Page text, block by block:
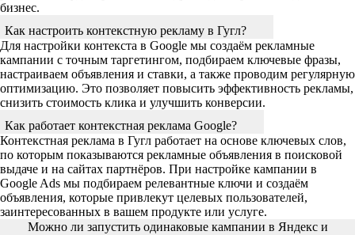
бизнес.
Как настроить контекстную рекламу в Гугл?
Для настройки контекста в Google мы создаём рекламные
кампании с точным таргетингом, подбираем ключевые фразы,
настраиваем объявления и ставки, а также проводим регулярную
оптимизацию. Это позволяет повысить эффективность рекламы,
снизить стоимость клика и улучшить конверсии.
Как работает контекстная реклама Google?
Контекстная реклама в Гугл работает на основе ключевых слов,
по которым показываются рекламные объявления в поисковой
выдаче и на сайтах партнёров. При настройке кампании в
Google Ads мы подбираем релевантные ключи и создаём
объявления, которые привлекут целевых пользователей,
заинтересованных в вашем продукте или услуге.
Можно ли запустить одинаковые кампании в Яндекс и